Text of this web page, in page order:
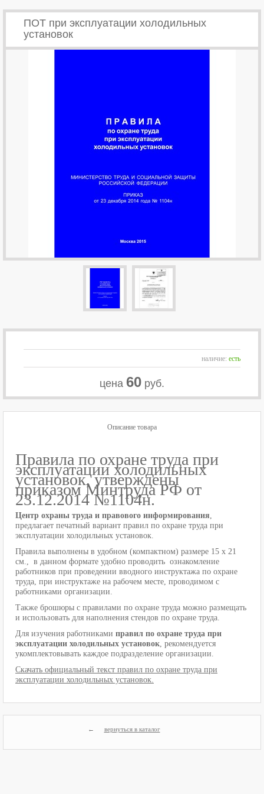
ПОТ при эксплуатации холодильных
установок
наличие: есть
цена 60 руб.
Описание товара
Правила по охране труда при
эксплуатации холодильных
установок, утверждены
приказом Минтруда РФ от
23.12.2014 №1104н.
Центр охраны труда и правового информирования,
предлагает печатный вариант правил по охране труда при
эксплуатации холодильных установок.
Правила выполнены в удобном (компактном) размере 15 х 21
см., в данном формате удобно проводить ознакомление
работников при проведении вводного инструктажа по охране
труда, при инструктаже на рабочем месте, проводимом с
работниками организации.
Также брошюры с правилами по охране труда можно размещать
и использовать для наполнения стендов по охране труда.
Для изучения работниками правил по охране труда при
эксплуатации холодильных установок, рекомендуется
укомплектовывать каждое подразделение организации.
Скачать официальный текст правил по охране труда при
эксплуатации холодильных установок.
вернуться в каталог